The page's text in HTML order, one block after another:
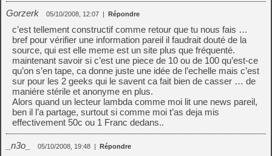
Gorzerk 05/10/2008, 12:07 | Répondre
c’est tellement constructif comme retour que tu nous fais …
bref pour vérifier une information pareil il faudrait douté de la
source, qui est elle meme est un site plus que fréquenté.
maintenant savoir si c’est une piece de 10 ou de 100 qu’est-ce
qu’on s’en tape, ca donne juste une idée de l’echelle mais c’est
sur pour les 2 geeks qui le savent ca fait bien de casser … de
maniére stérile et anonyme en plus.
Alors quand un lecteur lambda comme moi lit une news pareil,
ben il l’a partage, surtout si comme moi t’as deja mis
effectivement 50c ou 1 Franc dedans..
_n3o_ 05/10/2008, 19:48 | Répondre